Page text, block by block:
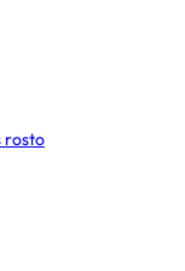
rosto